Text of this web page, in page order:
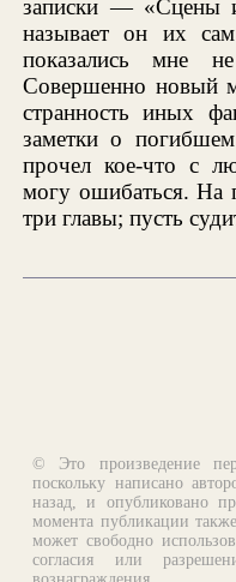
записки — «Сцены
называет он их
показались мне
Совершенно новый
странность иных
заметки о
прочел кое-что с
могу ошибаться. На
три главы; пусть
© Это произведение
поскольку написано
назад, и опубликовано
момента публикации
может свободно
согласия или